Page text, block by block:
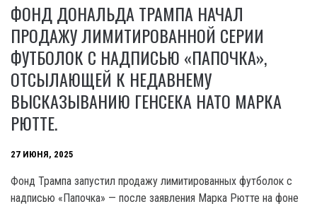
ФОНД ДОНАЛЬДА ТРАМПА НАЧАЛ
ПРОДАЖУ ЛИМИТИРОВАННОЙ СЕРИИ
ФУТБОЛОК С НАДПИСЬЮ «ПАПОЧКА»,
ОТСЫЛАЮЩЕЙ К НЕДАВНЕМУ
ВЫСКАЗЫВАНИЮ ГЕНСЕКА НАТО МАРКА
РЮТТЕ.
27 ИЮНЯ, 2025
Фонд Трампа запустил продажу лимитированных футболок с
надписью «Папочка» — после заявления Марка Рютте на фоне